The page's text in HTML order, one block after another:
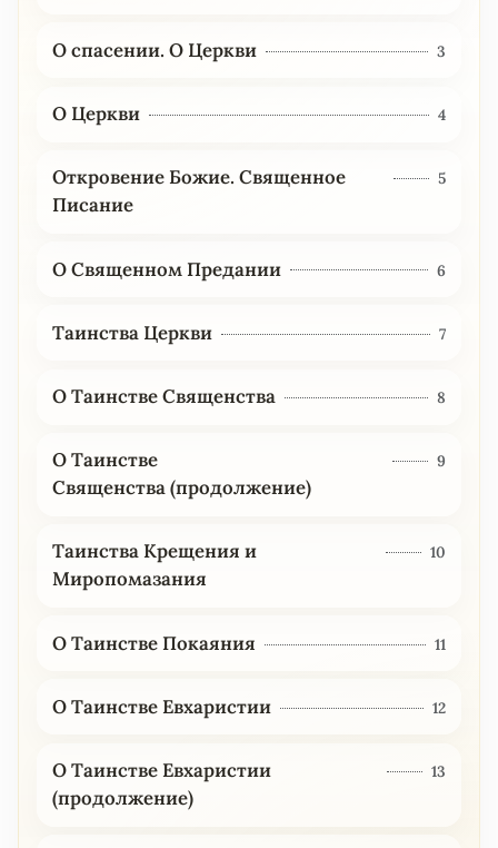
О спасении. О Церкви 3
О Церкви 4
Откровение Божие. Священное
Писание
5
О Священном Предании 6
Таинства Церкви 7
О Таинстве Священства 8
О Таинстве
Священства (продолжение)
9
Таинства Крещения и
Миропомазания
10
О Таинстве Покаяния 11
О Таинстве Евхаристии 12
О Таинстве Евхаристии
(продолжение)
13